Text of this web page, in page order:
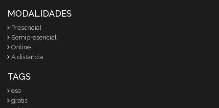
MODALIDADES
Presencial
Semipresencial
Online
A distancia
TAGS
eso
gratis